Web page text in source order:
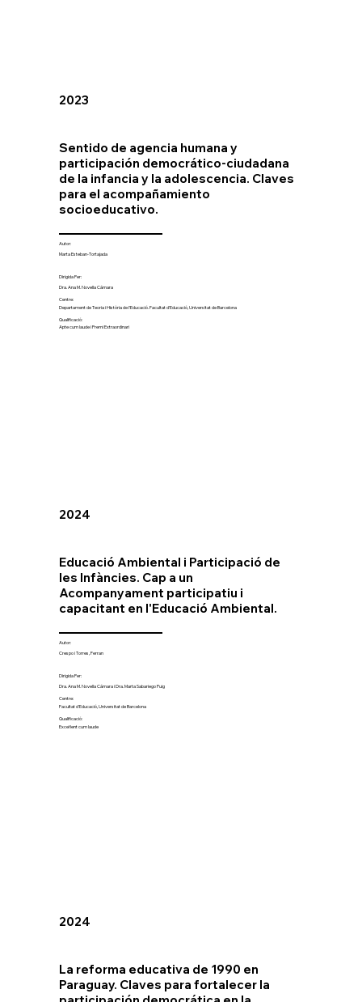
2023
Sentido de agencia humana y
participación democrático-ciudadana
de la infancia y la adolescencia. Claves
para el acompañamiento
socioeducativo.
Autor:
Marta Esteban-Tortajada
Dirigida Per:
Dra. Ana M. Novella Cámara
Centre:
Departament de Teoria i Història de l'Educació. Facultat d'Educació, Universitat de Barcelona
Qualificació:
Apte cum laude i Premi Extraordinari
2024
Educació Ambiental i Participació de
les Infàncies. Cap a un
Acompanyament participatiu i
capacitant en l'Educació Ambiental.
Autor:
Crespo i Torres, Ferran
Dirigida Per:
Dra. Ana M. Novella Cámara i Dra. Marta Sabariego Puig
Centre:
Facultat d'Educació, Universitat de Barcelona
Qualificació:
Excel·lent cum laude
2024
La reforma educativa de 1990 en
Paraguay. Claves para fortalecer la